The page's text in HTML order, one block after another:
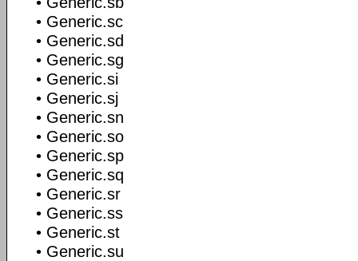
• Generic.sc
• Generic.sd
• Generic.sg
• Generic.si
• Generic.sj
• Generic.sn
• Generic.so
• Generic.sp
• Generic.sq
• Generic.sr
• Generic.ss
• Generic.st
• Generic.su